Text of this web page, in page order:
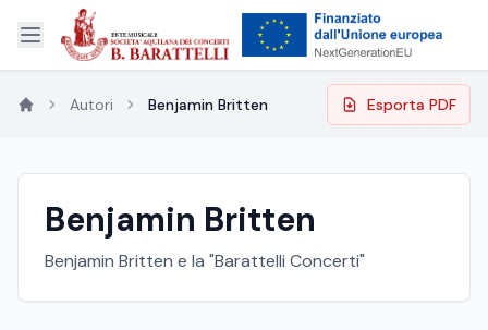
Autori Benjamin Britten Esporta PDF
Benjamin Britten
Benjamin Britten e la "Barattelli Concerti"